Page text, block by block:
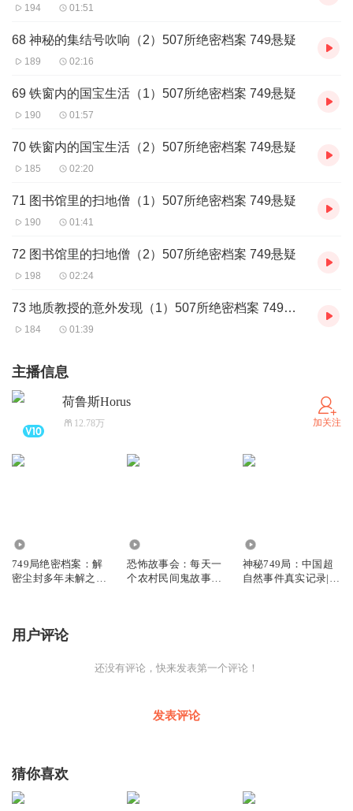
194 01:51
68 神秘的集结号吹响（2）507所绝密档案 749悬疑
189 02:16
69 铁窗内的国宝生活（1）507所绝密档案 749悬疑
190 01:57
70 铁窗内的国宝生活（2）507所绝密档案 749悬疑
185 02:20
71 图书馆里的扫地僧（1）507所绝密档案 749悬疑
190 01:41
72 图书馆里的扫地僧（2）507所绝密档案 749悬疑
198 02:24
73 地质教授的意外发现（1）507所绝密档案 749悬疑
184 01:39
主播信息
荷鲁斯Horus
12.78万 加关注
749局绝密档案：解
密尘封多年未解之谜|
恐怖故事会：每天一
个农村民间鬼故事
神秘749局：中国超
自然事件真实记录|未
用户评论
还没有评论，快来发表第一个评论！
发表评论
猜你喜欢